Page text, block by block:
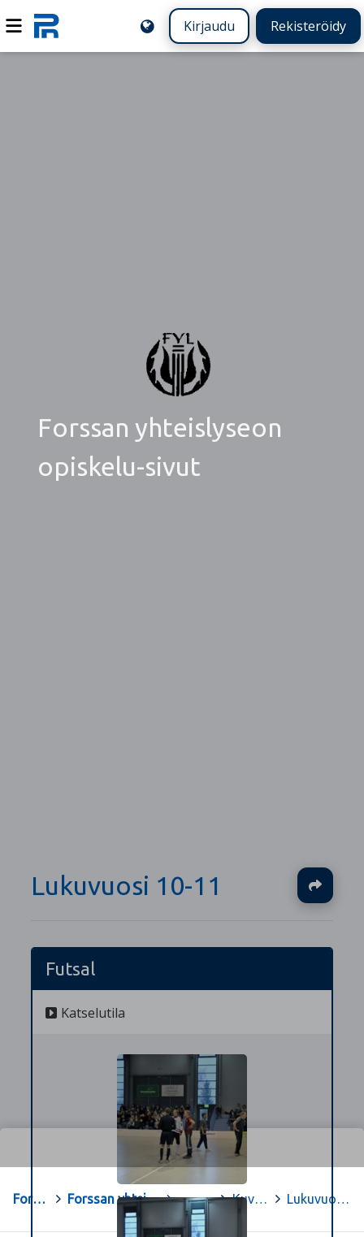
Kirjaudu Rekisteröidy
Forssan yhteislyseon
opiskelu-sivut
Forssa Forssan yhteislyseon opiskelu-sivut> . > Kuvagalleria > Lukuvuosi 10-11
Lukuvuosi 10-11
Futsal
Katselutila